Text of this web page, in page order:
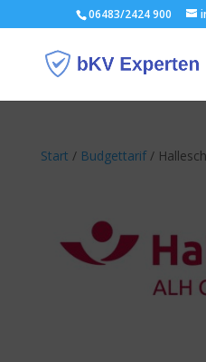
06483/2424 900
Start / Budgettarif/